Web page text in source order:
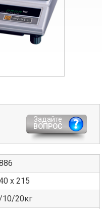
Задайте
ВОПРОС
x 215
10/20кг